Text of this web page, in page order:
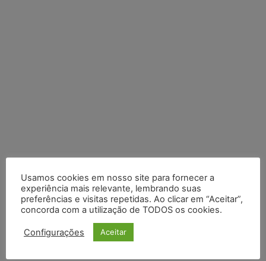
COMPARTILHE
Usamos cookies em nosso site para fornecer a
experiência mais relevante, lembrando suas
preferências e visitas repetidas. Ao clicar em “Aceitar”,
concorda com a utilização de TODOS os cookies.
Configurações Aceitar